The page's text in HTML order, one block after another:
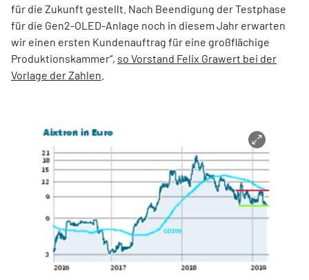
für die Zukunft gestellt. Nach Beendigung der Testphase
für die Gen2-OLED-Anlage noch in diesem Jahr erwarten
wir einen ersten Kundenauftrag für eine großflächige
Produktionskammer“, so Vorstand Felix Grawert bei der
Vorlage der Zahlen